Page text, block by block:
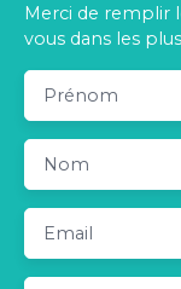
Merci de remplir
vous dans les
Prénom
Nom
Email